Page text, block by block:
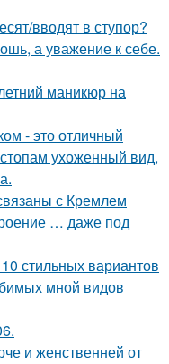
вводят в ступор?
а уважение к себе.
маникюр на
- это отличный
ухоженный вид,
с Кремлем
… даже под
стильных вариантов
мной видов
и женственней от